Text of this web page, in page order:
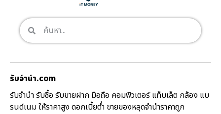
รับจํานํา.com
รับจำนำ รับซื้อ รับขายฝาก มือถือ คอมพิวเตอร์ แท็บเล็ต กล้อง แบ
รนด์เนม ให้ราคาสูง ดอกเบี้ยต่ำ ขายของหลุดจำนำราคาถูก